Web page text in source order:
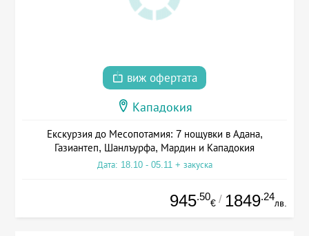
виж офертата
Кападокия
Екскурзия до Месопотамия: 7 нощувки в Адана,
Газиантеп, Шанлъурфа, Мардин и Кападокия
Дата: 18.10 - 05.11 + закуска
945.50
€ / 1849.24
лв.